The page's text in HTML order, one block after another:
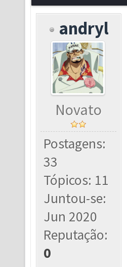
andryl
Novato
Postagens:
33
Tópicos: 11
Juntou-se:
Jun 2020
Reputação:
0